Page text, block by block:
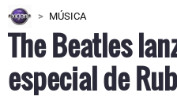
MÚSICA
The Beatles
especial de